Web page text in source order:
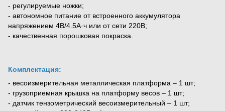
- регулируемые ножки;
- автономное питание от встроенного аккумулятора
напряжением 4В/4.5А·ч или от сети 220В;
- качественная порошковая покраска.
Комплектация:
- весоизмерительная металлическая платформа – 1 шт;
- грузоприемная крышка на платформу весов – 1 шт;
- датчик тензометрический весоизмерительный – 1 шт;